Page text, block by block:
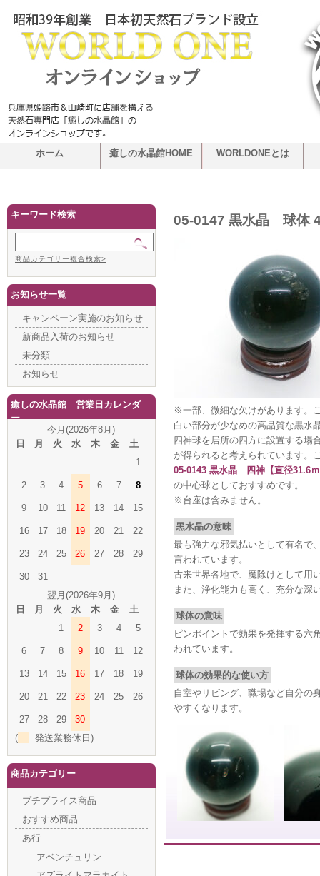
ホーム 癒しの水晶館HOME WORLDONEとは
05-0147 黒水晶 球体
※一部、微細な欠けがあります。
白い部分が少なめの高品質な黒水
四神球を居所の四方に設置する場
が得られると考えられています。
05-0143 黒水晶 四神【直径31.6
の中心球としておすすめです。
※台座は含みません。
黒水晶の意味
最も強力な邪気払いとして有名で
言われています。
古来世界各地で、魔除けとして用
また、浄化能力も高く、充分な深
球体の意味
ピンポイントで効果を発揮する六
われています。
球体の効果的な使い方
自室やリビング、職場など自分の
やすくなります。
キーワード検索
商品カテゴリー複合検索>
お知らせ一覧
キャンペーン実施のお知らせ
新商品入荷のお知らせ
未分類
お知らせ
癒しの水晶館 営業日カレンダ
ー
今月(2026年8月)
日
月 火 水 木 金
土
1
2 3 4 5 6 7 8
9 10 11 12 13 14 15
16 17 18 19 20 21 22
23 24 25 26 27 28 29
30
31
翌月(2026年9月)
日
月 火 水 木 金
土
1
2 3 4 5
6 7 8 9 10 11 12
13 14 15 16 17 18 19
20 21 22 23 24 25 26
27 28 29
30
(
発送業務休日)
商品カテゴリー
プチプライス商品
おすすめ商品
あ行
アベンチュリン